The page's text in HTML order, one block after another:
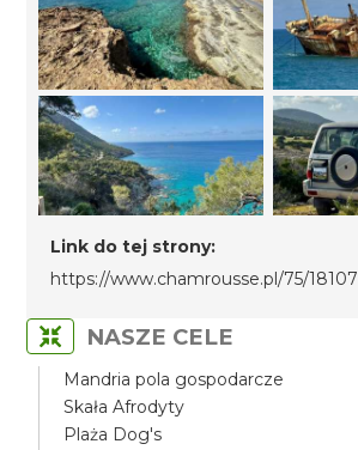
Link do tej strony:
https://www.chamrousse.pl/75/18107
NASZE CELE
Mandria pola gospodarcze
Skała Afrodyty
Plaża Dog's